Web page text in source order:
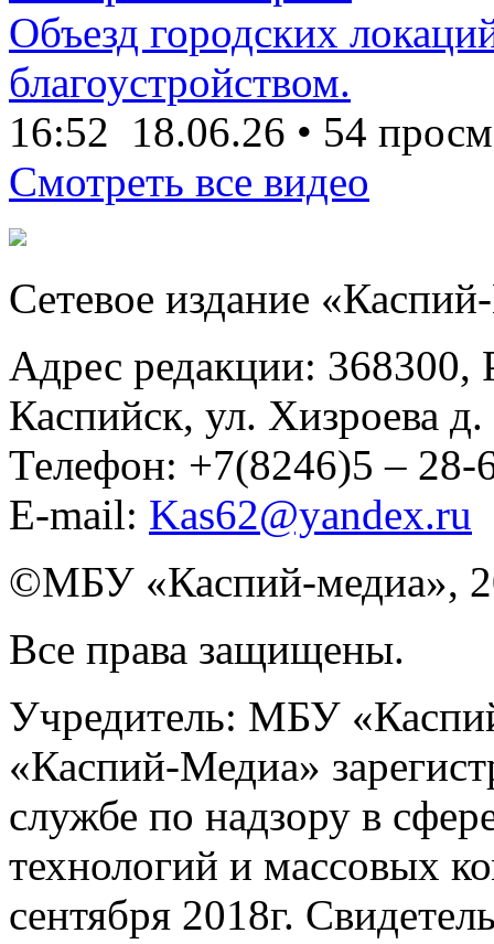
Объезд городских
благоустройством.
16:52 18.06.26 • 54
Смотреть все видео
Сетевое издание
Адрес редакции: 368300,
Каспийск, ул. Хизроева
Телефон: +7(8246)5 –
E-mail: Kas62@yandex.ru
©️МБУ «Каспий-медиа»,
Все права защищены.
Учредитель: МБУ
«Каспий-Медиа»
службе по надзору в
технологий и массовых
сентября 2018г.